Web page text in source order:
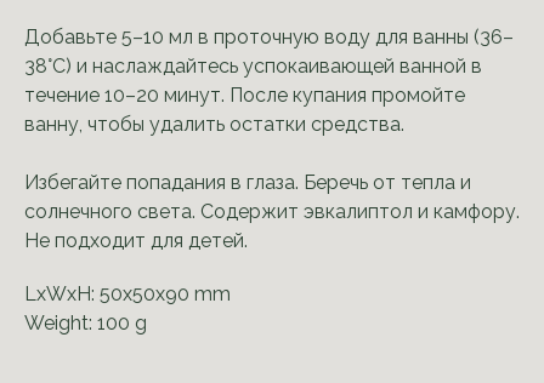
Добавьте 5–10 мл в проточную воду для ванны (36–
38°C) и наслаждайтесь успокаивающей ванной в
течение 10–20 минут. После купания промойте
ванну, чтобы удалить остатки средства.
Избегайте попадания в глаза. Беречь от тепла и
солнечного света. Содержит эвкалиптол и камфору.
Не подходит для детей.
LxWxH: 50x50x90 mm
Weight: 100 g